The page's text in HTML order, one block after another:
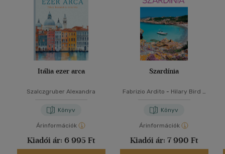
Itália ezer arca
Szalczgruber Alexandra
Könyv
Árinformációk
Kiadói ár: 6 995 Ft
Szardínia
Fabrizio Ardito - Hilary Bird -
Voormei
Könyv
Árinformációk
Kiadói ár: 7 990 Ft